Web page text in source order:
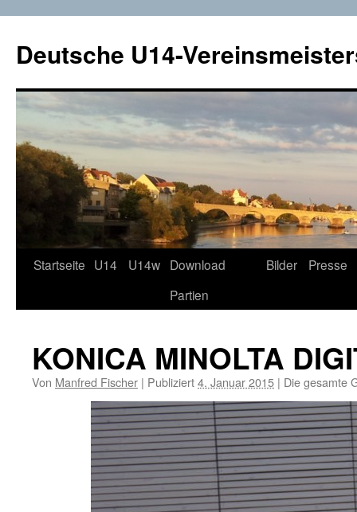
Deutsche U14-
Zum
Startseite U14 U14w Download
Partien
Bilder Presse
KONICA MINOLTA
Von Manfred Fischer | Publiziert4. Januar 2015 | Die gesamte